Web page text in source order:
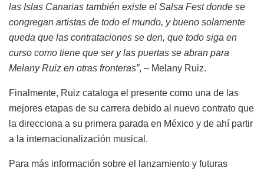
las Islas Canarias también existe el Salsa Fest donde se
congregan artistas de todo el mundo, y bueno solamente
queda que las contrataciones se den, que todo siga en
curso como tiene que ser y las puertas se abran para
Melany Ruiz en otras fronteras”, – Melany Ruiz.
Finalmente, Ruiz cataloga el presente como una de las
mejores etapas de su carrera debido al nuevo contrato que
la direcciona a su primera parada en México y de ahí partir
a la internacionalización musical.
Para más información sobre el lanzamiento y futuras